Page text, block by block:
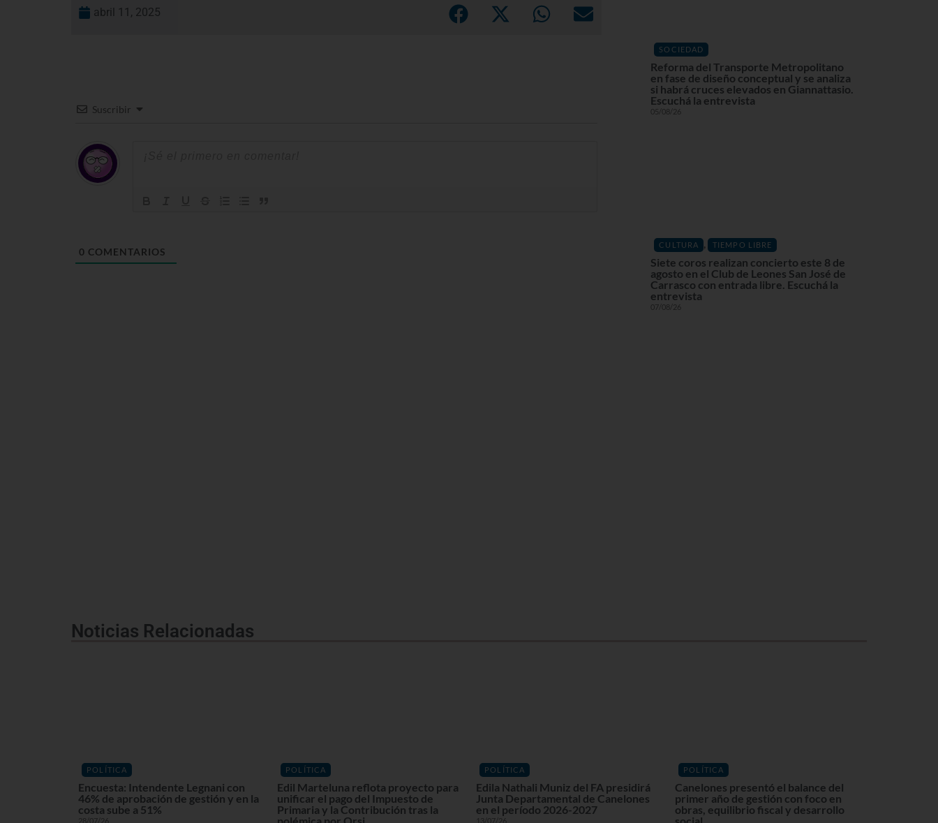
abril 11, 2025
Suscribir
0 COMENTARIOS
SOCIEDAD
Reforma del Transporte Metropolitano
en fase de diseño conceptual y se analiza
si habrá cruces elevados en Giannattasio.
Escuchá la entrevista
05/08/26
CULTURA , TIEMPO LIBRE
Siete coros realizan concierto este 8 de
agosto en el Club de Leones San José de
Carrasco con entrada libre. Escuchá la
entrevista
07/08/26
Noticias Relacionadas
POLÍTICA
Encuesta: Intendente Legnani con
46% de aprobación de gestión y en la
costa sube a 51%
28/07/26
POLÍTICA
Edil Marteluna reflota proyecto para
unificar el pago del Impuesto de
Primaria y la Contribución tras la
POLÍTICA
Edila Nathali Muniz del FA presidirá
Junta Departamental de Canelones
en el período 2026-2027
13/07/26
POLÍTICA
Canelones presentó el balance del
primer año de gestión con foco en
obras, equilibrio fiscal y desarrollo